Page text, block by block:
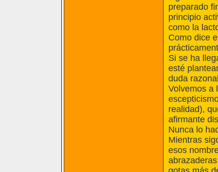
preparado
principio
como la
Como dice
Si se ha
esté
duda
Volvemos a
realidad),
afirmante
Nunca lo
Mientras
esos